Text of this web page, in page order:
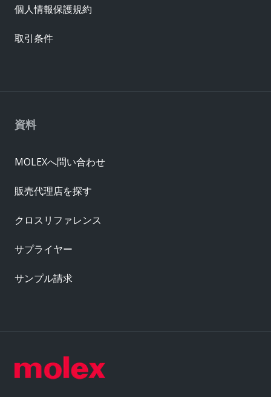
資料
MOLEXへ問い合わせ
販売代理店を探す
クロスリファレンス
サプライヤー
サンプル請求
個人情報保護規約
取引条件